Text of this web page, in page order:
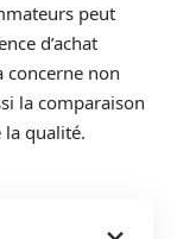
peut
d’achat
concerne non
la comparaison
la qualité.